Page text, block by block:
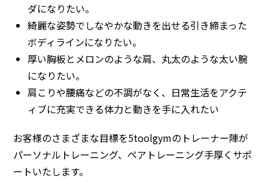
ダになりたい。
綺麗な姿勢でしなやかな動きを出せる引き締まった
ボディラインになりたい。
厚い胸板とメロンのような肩、丸太のような太い腕
になりたい。
肩こりや腰痛などの不調がなく、日常生活をアクテ
ィブに充実できる体力と動きを手に入れたい
お客様のさまざまな目標を5toolgymのトレーナー陣が
パーソナルトレーニング、ペアトレーニング手厚くサポ
ートいたします。